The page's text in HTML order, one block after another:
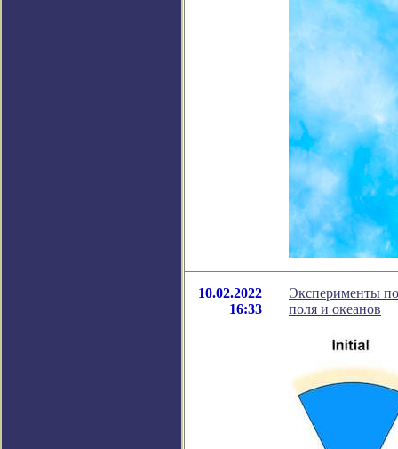
10.02.2022
16:33
Эксперименты
поля и океанов